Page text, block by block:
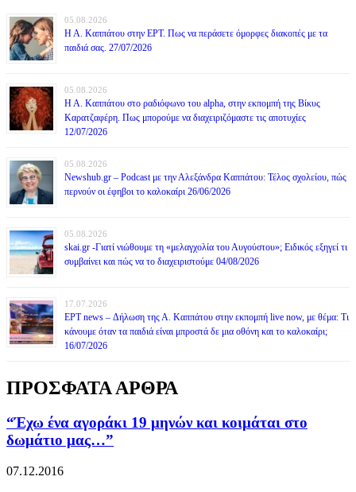
05.08.2026
Η Α. Καππάτου στην ΕΡΤ. Πως να περάσετε όμορφες διακοπές με τα
παιδιά σας. 27/07/2026
05.08.2026
Η Α. Καππάτου στο ραδιόφωνο του alpha, στην εκπομπή της Βίκυς
Καρατζαφέρη. Πως μπορούμε να διαχειριζόμαστε τις αποτυχίες
12/07/2026
05.08.2026
Newshub.gr – Podcast με την Αλεξάνδρα Καππάτου: Τέλος σχολείου, πώς
περνούν οι έφηβοι το καλοκαίρι 26/06/2026
05.08.2026
skai.gr -Γιατί νιώθουμε τη «μελαγχολία του Αυγούστου»; Ειδικός εξηγεί τι
συμβαίνει και πώς να το διαχειριστούμε 04/08/2026
17.07.2026
ΕΡΤ news – Δήλωση της Α. Καππάτου στην εκπομπή live now, με θέμα: Τι
κάνουμε όταν τα παιδιά είναι μπροστά δε μια οθόνη και το καλοκαίρι;
16/07/2026
ΠΡΟΣΦΑΤΑ ΑΡΘΡΑ
“Έχω ένα αγοράκι 19 μηνών και κοιμάται στο
δωμάτιο μας…”
07.12.2016